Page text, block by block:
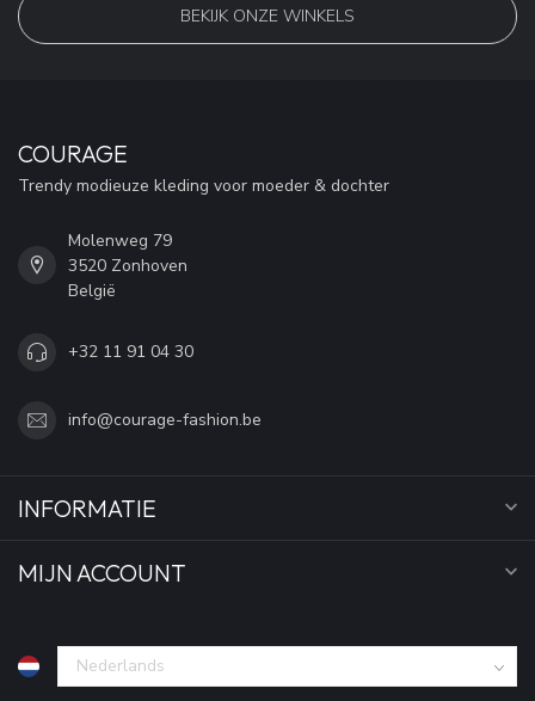
BEKIJK ONZE WINKELS
COURAGE
Trendy modieuze kleding voor moeder & dochter
Molenweg 79
3520 Zonhoven
België
+32 11 91 04 30
info@courage-fashion.be
INFORMATIE
MIJN ACCOUNT